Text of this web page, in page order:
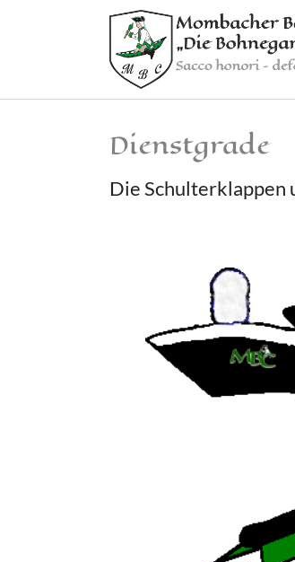
Dienstgrade
Die Schulterklappen